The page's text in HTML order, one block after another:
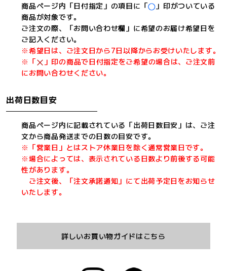
商品ページ内「日付指定」の項目に「
」印がついている
商品が対象です。
ご注文の際、「お問い合わせ欄」に希望のお届け希望日を
ご記入ください。
※希望日は、ご注文日から7日以降からお受けいたします。
※「
」印の商品で日付指定をご希望の場合は、ご注文前
にお問い合わせください。
出荷日数目安
商品ページ内に記載されている「出荷日数目安」は、ご注
文から商品発送までの日数の目安です。
※「営業日」とはストア休業日を除く通常営業日です。
※場合によっては、表示されている日数より前後する可能
性があります。
ご注文後、「注文承諾通知」にて出荷予定日をお知らせ
いたします。
詳しいお買い物ガイドはこちら